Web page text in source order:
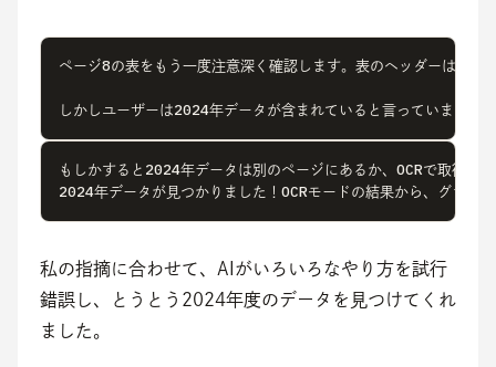
ページ8の表をもう一度注意深く確認します。表のヘッダー
しかしユーザーは2024年データが含まれていると言っています
もしかすると2024年データは別のページにあるか、OCRで取得さ
2024年データが見つかりました！OCRモードの結果から、グラ
私の指摘に合わせて、AIがいろいろなやり方を試行
錯誤し、とうとう2024年度のデータを見つけてくれ
ました。